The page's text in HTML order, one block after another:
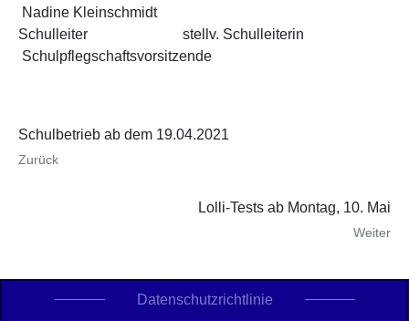
Nadine Kleinschmidt
Schulleiter stellv. Schulleiterin
Schulpflegschaftsvorsitzende
Schulbetrieb ab dem 19.04.2021
Zurück
Lolli-Tests ab Montag, 10. Mai
Weiter
Datenschutzrichtlinie